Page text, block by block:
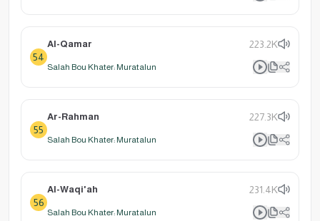
54
Al-Qamar 223.2K
Salah Bou Khater: Muratalun
55
Ar-Rahman 227.3K
Salah Bou Khater: Muratalun
56
Al-Waqi'ah 231.4K
Salah Bou Khater: Muratalun